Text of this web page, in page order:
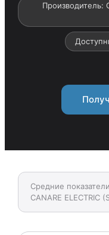
Производитель:
Средние
CANARE ELECTRIC